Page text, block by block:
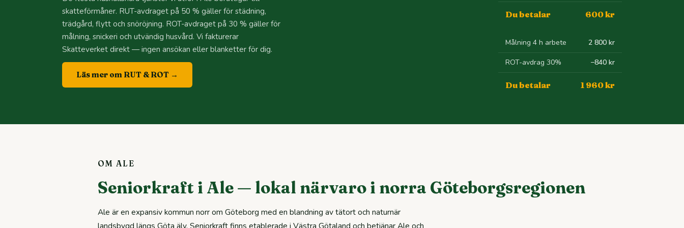
skatteförmåner. RUT-avdraget på 50 % gäller för städning,
trädgård, flytt och snöröjning. ROT-avdraget på 30 % gäller för
målning, snickeri och utvändig husvård. Vi fakturerar
Skatteverket direkt — ingen ansökan eller blanketter för dig.
Läs mer om RUT & ROT →
Du betalar 600 kr
Målning 4 h arbete 2 800 kr
ROT-avdrag 30% −840 kr
Du betalar 1 960 kr
OM ALE
Seniorkraft i Ale — lokal närvaro i norra Göteborgsregionen
Ale är en expansiv kommun norr om Göteborg med en blandning av tätort och naturnär
landsbygd längs Göta älv. Seniorkraft finns etablerade i Västra Götaland och betjänar Ale och